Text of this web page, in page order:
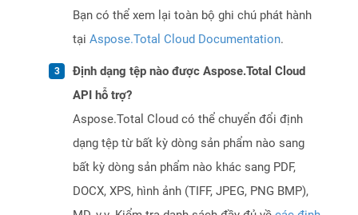
Bạn có thể xem lại toàn bộ ghi chú phát hành
tại Aspose.Total Cloud Documentation.
Định dạng tệp nào được Aspose.Total Cloud
API hỗ trợ?
Aspose.Total Cloud có thể chuyển đổi định
dạng tệp từ bất kỳ dòng sản phẩm nào sang
bất kỳ dòng sản phẩm nào khác sang PDF,
DOCX, XPS, hình ảnh (TIFF, JPEG, PNG BMP),